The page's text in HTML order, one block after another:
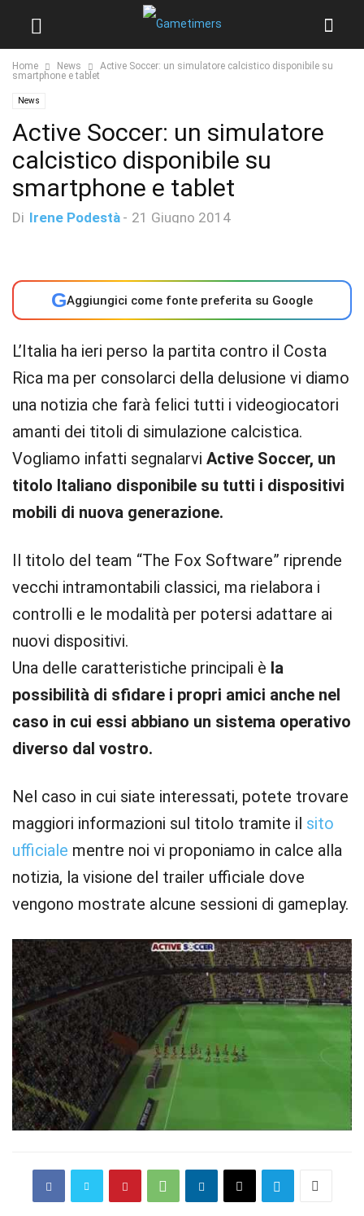
Home News
Active Soccer: un simulatore calcistico disponibile su
smartphone e tablet
News
Active Soccer: un simulatore
calcistico disponibile su
smartphone e tablet
Di Irene Podestà - 21 Giugno 2014
GAggiungici come fonte preferita su Google
L’Italia ha ieri perso la partita contro il Costa
Rica ma per consolarci della delusione vi diamo
una notizia che farà felici tutti i videogiocatori
amanti dei titoli di simulazione calcistica.
Vogliamo infatti segnalarvi Active Soccer, un
titolo Italiano disponibile su tutti i dispositivi
mobili di nuova generazione.
Il titolo del team “The Fox Software” riprende
vecchi intramontabili classici, ma rielabora i
controlli e le modalità per potersi adattare ai
nuovi dispositivi.
Una delle caratteristiche principali è la
possibilità di sfidare i propri amici anche nel
caso in cui essi abbiano un sistema operativo
diverso dal vostro.
Nel caso in cui siate interessati, potete trovare
maggiori informazioni sul titolo tramite il sito
ufficiale mentre noi vi proponiamo in calce alla
notizia, la visione del trailer ufficiale dove
vengono mostrate alcune sessioni di gameplay.